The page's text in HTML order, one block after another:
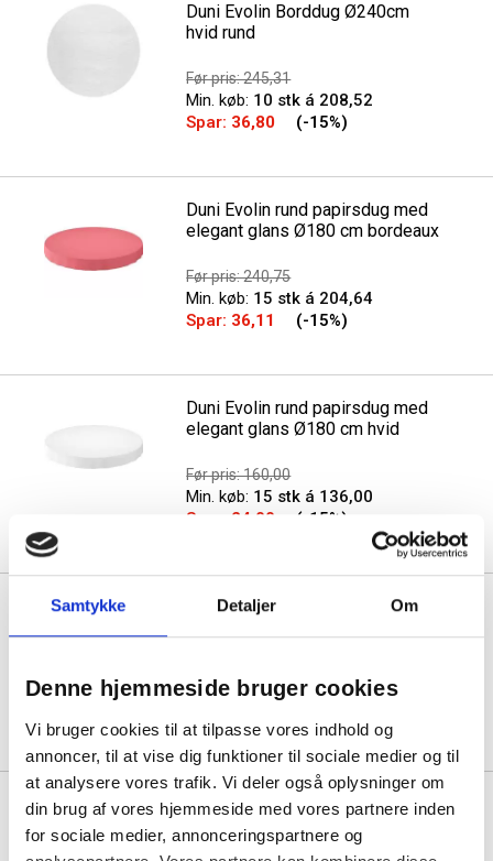
Samtykke Detaljer Om
Denne hjemmeside bruger cookies
Vi bruger cookies til at tilpasse vores indhold og
annoncer, til at vise dig funktioner til sociale medier og til
at analysere vores trafik. Vi deler også oplysninger om
din brug af vores hjemmeside med vores partnere inden
for sociale medier, annonceringspartnere og
Duni Evolin Borddug Ø240cm
hvid rund
Før pris: 245,31
Min. køb: 10 stk á 208,52
Spar: 36,80 (-15%)
Duni Evolin rund papirsdug med
elegant glans Ø180 cm bordeaux
Før pris: 240,75
Min. køb: 15 stk á 204,64
Spar: 36,11 (-15%)
Duni Evolin rund papirsdug med
elegant glans Ø180 cm hvid
Før pris: 160,00
Min. køb: 15 stk á 136,00
Spar: 24,00 (-15%)
Duni Evolin rund papirsdug med
Min. køb:10 stk á 265,94
Se også vores udvalg af service,slikog
skumkasser